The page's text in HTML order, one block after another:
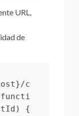
URL,
de
c
functi
{